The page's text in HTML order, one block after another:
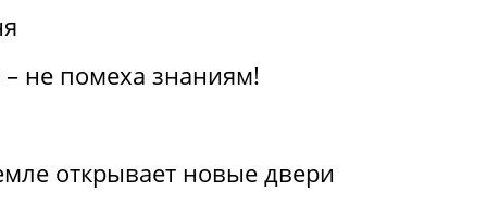
– не помеха знаниям!
открывает новые двери